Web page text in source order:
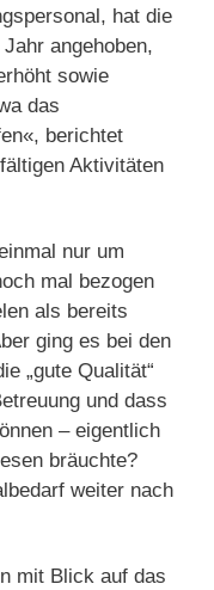
hat die
angehoben,
sowie
das
berichtet
Aktivitäten
nur um
mal bezogen
als bereits
ging es bei den
„gute Qualität“
und dass
– eigentlich
bräuchte?
weiter nach
mit Blick auf das